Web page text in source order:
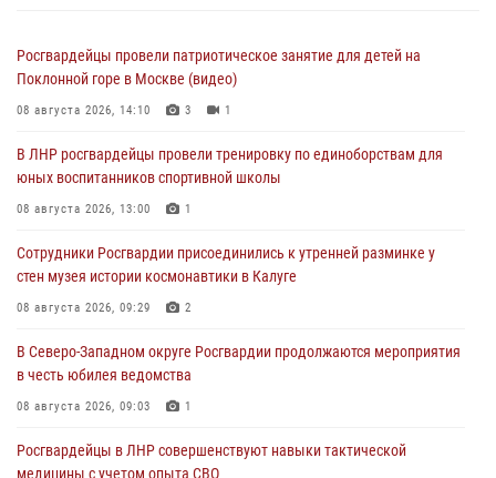
Росгвардейцы провели патриотическое занятие для детей на
Поклонной горе в Москве (видео)
08 августа 2026, 14:10 3 1
В ЛНР росгвардейцы провели тренировку по единоборствам для
юных воспитанников спортивной школы
08 августа 2026, 13:00 1
Сотрудники Росгвардии присоединились к утренней разминке у
стен музея истории космонавтики в Калуге
08 августа 2026, 09:29 2
В Северо-Западном округе Росгвардии продолжаются мероприятия
в честь юбилея ведомства
08 августа 2026, 09:03 1
Росгвардейцы в ЛНР совершенствуют навыки тактической
медицины с учетом опыта СВО